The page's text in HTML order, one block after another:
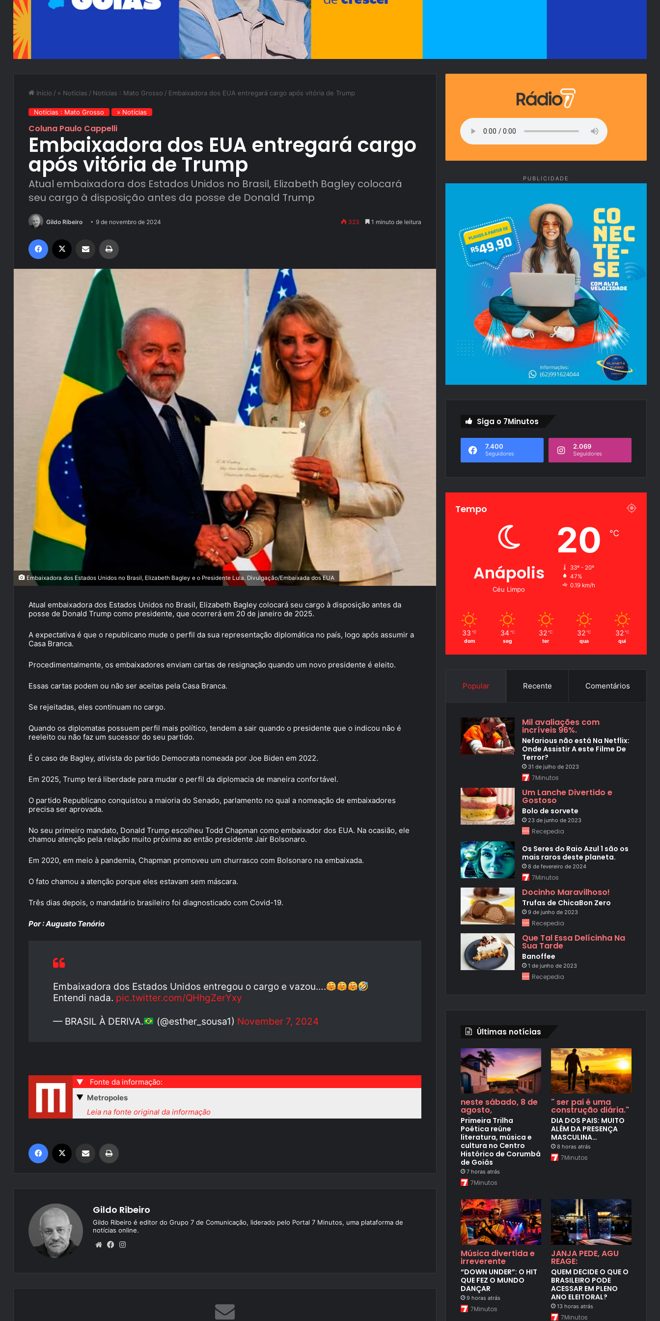
Início / » Notícias / Notícias : Mato Grosso / Embaixadora dos EUA entregará cargo após vitória de Trump
Notícias : Mato Grosso » Notícias
Coluna Paulo Cappelli
Embaixadora dos EUA entregará cargo
após vitória de Trump
Atual embaixadora dos Estados Unidos no Brasil, Elizabeth Bagley colocará
seu cargo à disposição antes da posse de Donald Trump
Gildo Ribeiro 9 de novembro de 2024 323 1 minuto de leitura
Embaixadora dos Estados Unidos no Brasil, Elizabeth Bagley e o Presidente Lula. Divulgação/Embaixada dos EUA
Atual embaixadora dos Estados Unidos no Brasil, Elizabeth Bagley colocará seu cargo à disposição antes da
posse de Donald Trump como presidente, que ocorrerá em 20 de janeiro de 2025.
A expectativa é que o republicano mude o perfil da sua representação diplomática no país, logo após assumir a
Casa Branca.
Procedimentalmente, os embaixadores enviam cartas de resignação quando um novo presidente é eleito.
Essas cartas podem ou não ser aceitas pela Casa Branca.
Se rejeitadas, eles continuam no cargo.
Quando os diplomatas possuem perfil mais político, tendem a sair quando o presidente que o indicou não é
reeleito ou não faz um sucessor do seu partido.
É o caso de Bagley, ativista do partido Democrata nomeada por Joe Biden em 2022.
Em 2025, Trump terá liberdade para mudar o perfil da diplomacia de maneira confortável.
O partido Republicano conquistou a maioria do Senado, parlamento no qual a nomeação de embaixadores
precisa ser aprovada.
No seu primeiro mandato, Donald Trump escolheu Todd Chapman como embaixador dos EUA. Na ocasião, ele
chamou atenção pela relação muito próxima ao então presidente Jair Bolsonaro.
Em 2020, em meio à pandemia, Chapman promoveu um churrasco com Bolsonaro na embaixada.
O fato chamou a atenção porque eles estavam sem máscara.
Três dias depois, o mandatário brasileiro foi diagnosticado com Covid-19.
Por : Augusto Tenório
Embaixadora dos Estados Unidos entregou o cargo e vazou….
Entendi nada. pic.twitter.com/QHhgZerYxy
— BRASIL À DERIVA. (@esther_sousa1) November 7, 2024
▼
Fonte da informação:
▼ Metropoles
Leia na fonte original da informação
Gildo Ribeiro
Gildo Ribeiro é editor do Grupo 7 de Comunicação, liderado pelo Portal 7 Minutos, uma plataforma de
notícias online.
We Fa
PUBLICIDADE
Siga o 7Minutos
7.400
Seguidores
2.069
Seguidores
Tempo
Anápolis
Céu Limpo
20 ℃
33º - 20º
47%
0.19 km/h
33 ℃
dom
34 ℃
seg
32 ℃
ter
32 ℃
qua
32 ℃
qui
Popular Recente Comentários
Mil avaliações com
incríveis 96%.
Nefarious não está Na Netflix:
Onde Assistir A este Filme De
Terror?
31 de julho de 2023
7Minutos
Um Lanche Divertido e
Gostoso
Bolo de sorvete
23 de junho de 2023
Recepedia
Os Seres do Raio Azul 1 são os
mais raros deste planeta.
8 de fevereiro de 2024
7Minutos
Docinho Maravilhoso!
Trufas de ChicaBon Zero
9 de junho de 2023
Recepedia
Que Tal Essa Delícinha Na
Sua Tarde
Banoffee
1 de junho de 2023
Recepedia
Últimas notícias
neste sábado, 8 de
agosto,
Primeira Trilha
Poética reúne
literatura, música e
cultura no Centro
Histórico de Corumbá
de Goiás
7 horas atrás
7Minutos
" ser pai é uma
construção diária."
DIA DOS PAIS: MUITO
ALÉM DA PRESENÇA
MASCULINA…
8 horas atrás
7Minutos
Música divertida e
irreverente
“DOWN UNDER”: O HIT
QUE FEZ O MUNDO
DANÇAR
9 horas atrás
7Minutos
JANJA PEDE, AGU
REAGE:
QUEM DECIDE O QUE O
BRASILEIRO PODE
ACESSAR EM PLENO
ANO ELEITORAL?
13 horas atrás
7Minutos